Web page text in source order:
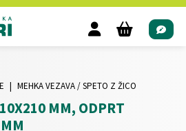
MEHKA VEZAVA / SPETO Z ŽICO
MM, ODPRT